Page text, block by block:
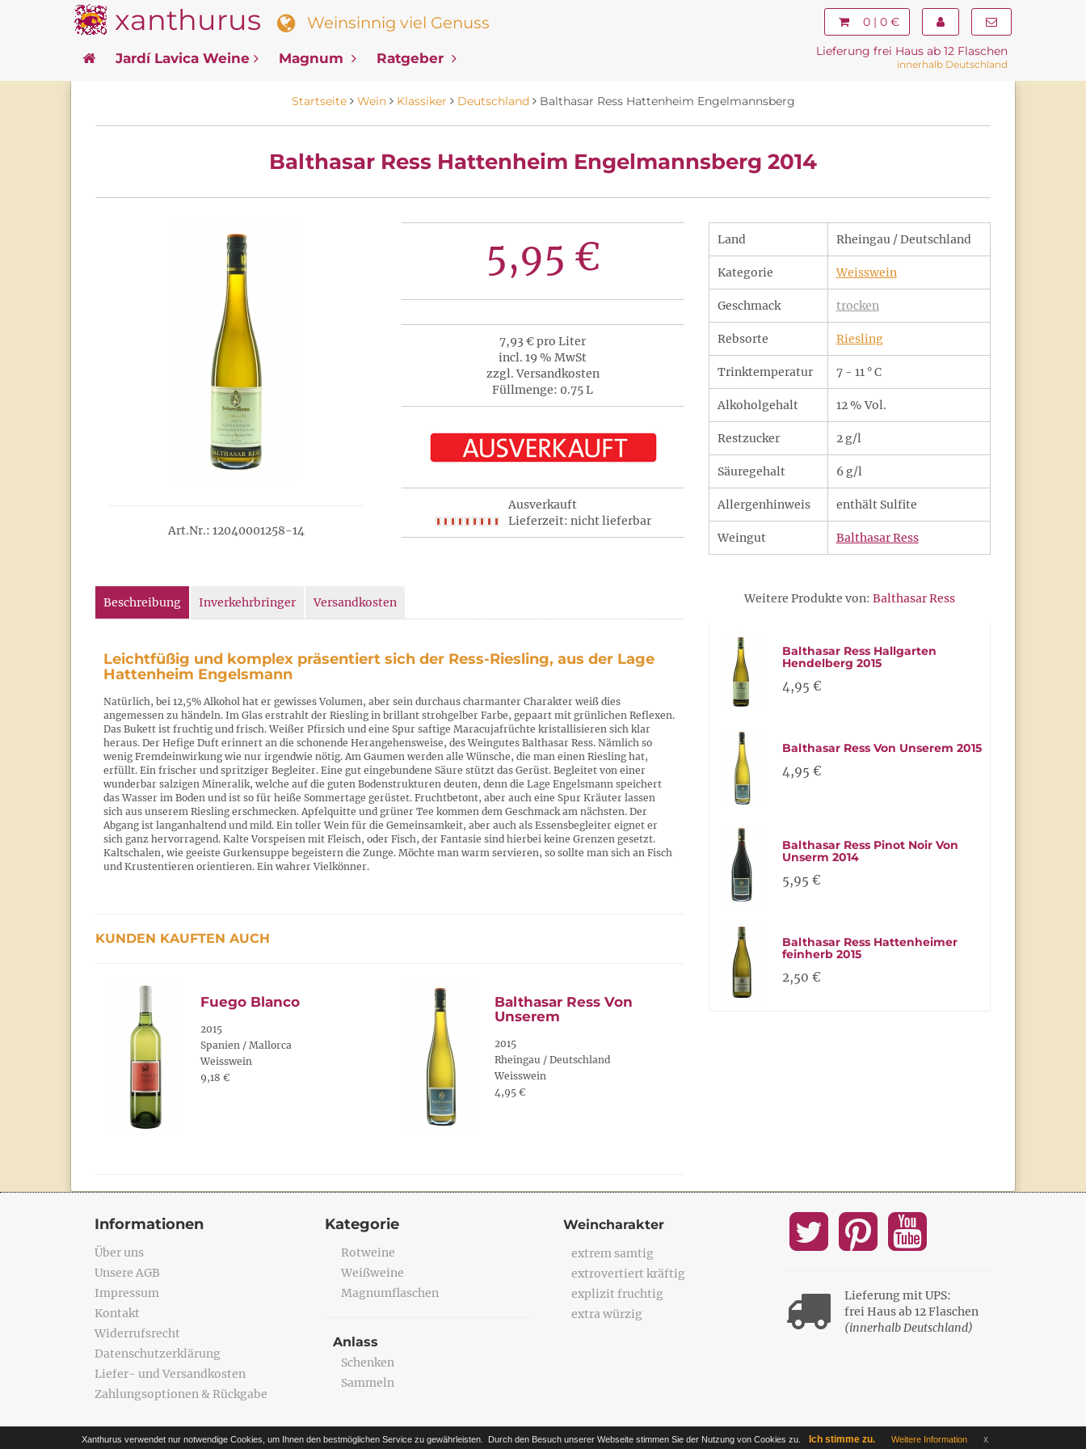
xanthurus Weinsinnig viel Genuss 0 | 0 €
Jardí Lavica Weine Magnum Ratgeber Lieferung frei Haus ab 12 Flaschen
innerhalb Deutschland
Startseite Wein Klassiker Deutschland Balthasar Ress Hattenheim Engelmannsberg
Balthasar Ress Hattenheim Engelmannsberg 2014
Art.Nr.: 12040001258-14
5,95 €
7,93 € pro Liter
incl. 19 % MwSt
zzgl. Versandkosten
Füllmenge: 0.75 L
Ausverkauft
Lieferzeit: nicht lieferbar
Land Rheingau / Deutschland
Kategorie Weisswein
Geschmack trocken
Rebsorte Riesling
Trinktemperatur 7 - 11 ° C
Alkoholgehalt 12 % Vol.
Restzucker 2 g/l
Säuregehalt 6 g/l
Allergenhinweis enthält Sulfite
Weingut Balthasar Ress
Beschreibung Inverkehrbringer Versandkosten
Leichtfüßig und komplex präsentiert sich der Ress-Riesling, aus der Lage
Hattenheim Engelsmann
Natürlich, bei 12,5% Alkohol hat er gewisses Volumen, aber sein durchaus charmanter Charakter weiß dies
angemessen zu händeln. Im Glas erstrahlt der Riesling in brillant strohgelber Farbe, gepaart mit grünlichen Reflexen.
Das Bukett ist fruchtig und frisch. Weißer Pfirsich und eine Spur saftige Maracujafrüchte kristallisieren sich klar
heraus. Der Hefige Duft erinnert an die schonende Herangehensweise, des Weingutes Balthasar Ress. Nämlich so
wenig Fremdeinwirkung wie nur irgendwie nötig. Am Gaumen werden alle Wünsche, die man einen Riesling hat,
erfüllt. Ein frischer und spritziger Begleiter. Eine gut eingebundene Säure stützt das Gerüst. Begleitet von einer
wunderbar salzigen Mineralik, welche auf die guten Bodenstrukturen deuten, denn die Lage Engelsmann speichert
das Wasser im Boden und ist so für heiße Sommertage gerüstet. Fruchtbetont, aber auch eine Spur Kräuter lassen
sich aus unserem Riesling erschmecken. Apfelquitte und grüner Tee kommen dem Geschmack am nächsten. Der
Abgang ist langanhaltend und mild. Ein toller Wein für die Gemeinsamkeit, aber auch als Essensbegleiter eignet er
sich ganz hervorragend. Kalte Vorspeisen mit Fleisch, oder Fisch, der Fantasie sind hierbei keine Grenzen gesetzt.
Kaltschalen, wie geeiste Gurkensuppe begeistern die Zunge. Möchte man warm servieren, so sollte man sich an Fisch
und Krustentieren orientieren. Ein wahrer Vielkönner.
KUNDEN KAUFTEN AUCH
Fuego Blanco
2015
Spanien / Mallorca
Weisswein
9,18 €
Balthasar Ress Von
Unserem
2015
Rheingau / Deutschland
Weisswein
4,95 €
Weitere Produkte von: Balthasar Ress
Balthasar Ress Hallgarten
Hendelberg 2015
4,95 €
Balthasar Ress Von Unserem 2015
4,95 €
Balthasar Ress Pinot Noir Von
Unserm 2014
5,95 €
Balthasar Ress Hattenheimer
feinherb 2015
2,50 €
Informationen
Über uns
Unsere AGB
Impressum
Kontakt
Widerrufsrecht
Datenschutzerklärung
Liefer- und Versandkosten
Zahlungsoptionen & Rückgabe
Kategorie
Rotweine
Weißweine
Magnumflaschen
Anlass
Schenken
Sammeln
Weincharakter
extrem samtig
extrovertiert kräftig
explizit fruchtig
extra würzig
Lieferung mit UPS:
frei Haus ab 12 Flaschen
(innerhalb Deutschland)
Xanthurus verwendet nur notwendige Cookies, um Ihnen den bestmöglichen Service zu gewährleisten. Durch den Besuch unserer Webseite stimmen Sie der Nutzung von Cookies zu. Ich stimme zu. Weitere Information x